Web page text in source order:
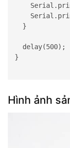
Serial
Serial
}
delay(500);
}
Hình ảnh